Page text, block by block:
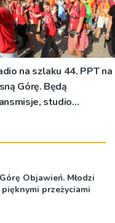
na szlaku 44. PPT na
Górę. Będą
studio
Objawień. Młodzi
przeżyciami